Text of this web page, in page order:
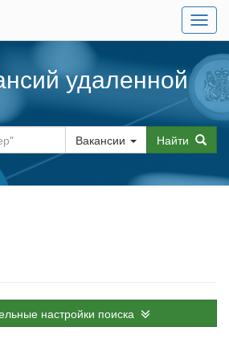
Меню
удаленной
Вакансии Найти
настройки поиска